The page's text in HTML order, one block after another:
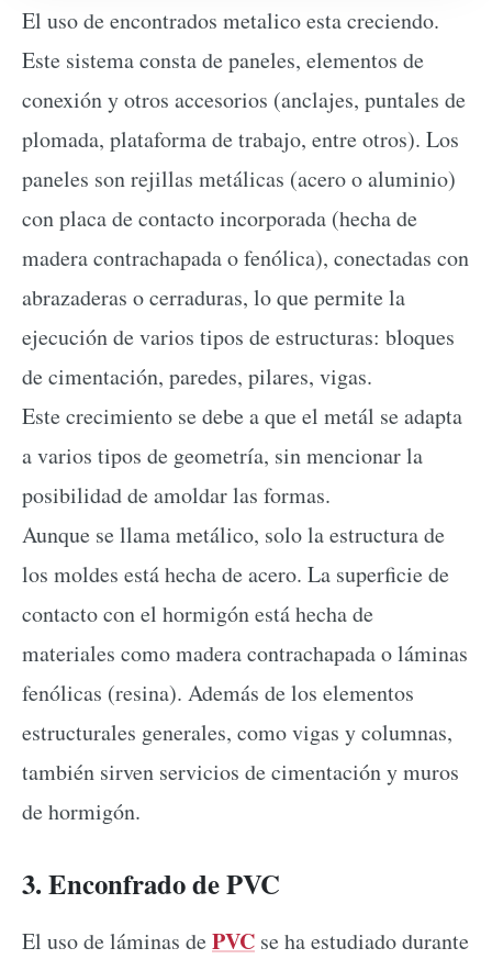
El uso de encontrados metalico esta creciendo.
Este sistema consta de paneles, elementos de
conexión y otros accesorios (anclajes, puntales de
plomada, plataforma de trabajo, entre otros). Los
paneles son rejillas metálicas (acero o aluminio)
con placa de contacto incorporada (hecha de
madera contrachapada o fenólica), conectadas con
abrazaderas o cerraduras, lo que permite la
ejecución de varios tipos de estructuras: bloques
de cimentación, paredes, pilares, vigas.
Este crecimiento se debe a que el metál se adapta
a varios tipos de geometría, sin mencionar la
posibilidad de amoldar las formas.
Aunque se llama metálico, solo la estructura de
los moldes está hecha de acero. La superficie de
contacto con el hormigón está hecha de
materiales como madera contrachapada o láminas
fenólicas (resina). Además de los elementos
estructurales generales, como vigas y columnas,
también sirven servicios de cimentación y muros
de hormigón.
3. Enconfrado de PVC
El uso de láminas dePVC se ha estudiado durante